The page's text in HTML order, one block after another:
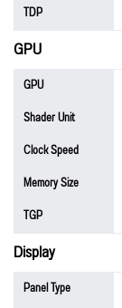
TDP
GPU
GPU
Shader Unit
Clock Speed
Memory Size
TGP
Display
Panel Type